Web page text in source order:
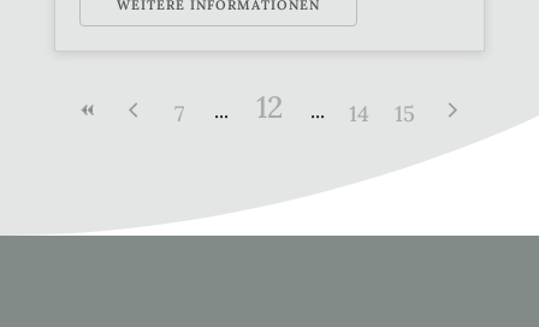
WEITERE INFORMATIONEN
7 12 14 15